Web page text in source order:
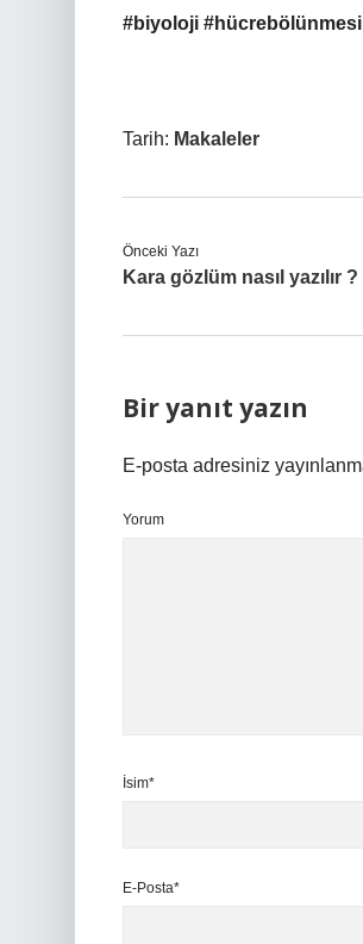
#biyoloji
Tarih: Makaleler
Önceki Yazı
Kara gözlüm nasıl yazılır ?
Bir yanıt yazın
E-posta adresiniz
Yorum
İsim*
E-Posta*